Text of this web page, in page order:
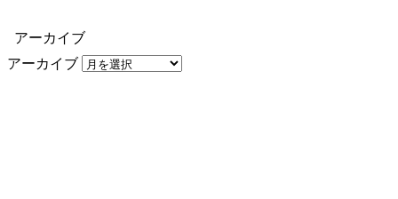
アーカイブ
アーカイブ